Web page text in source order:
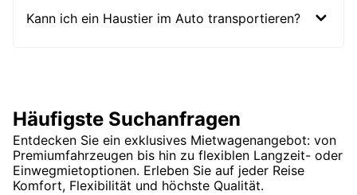
Kann ich ein Haustier im Auto transportieren?
Häufigste Suchanfragen
Entdecken Sie ein exklusives Mietwagenangebot: von
Premiumfahrzeugen bis hin zu flexiblen Langzeit- oder
Einwegmietoptionen. Erleben Sie auf jeder Reise
Komfort, Flexibilität und höchste Qualität.